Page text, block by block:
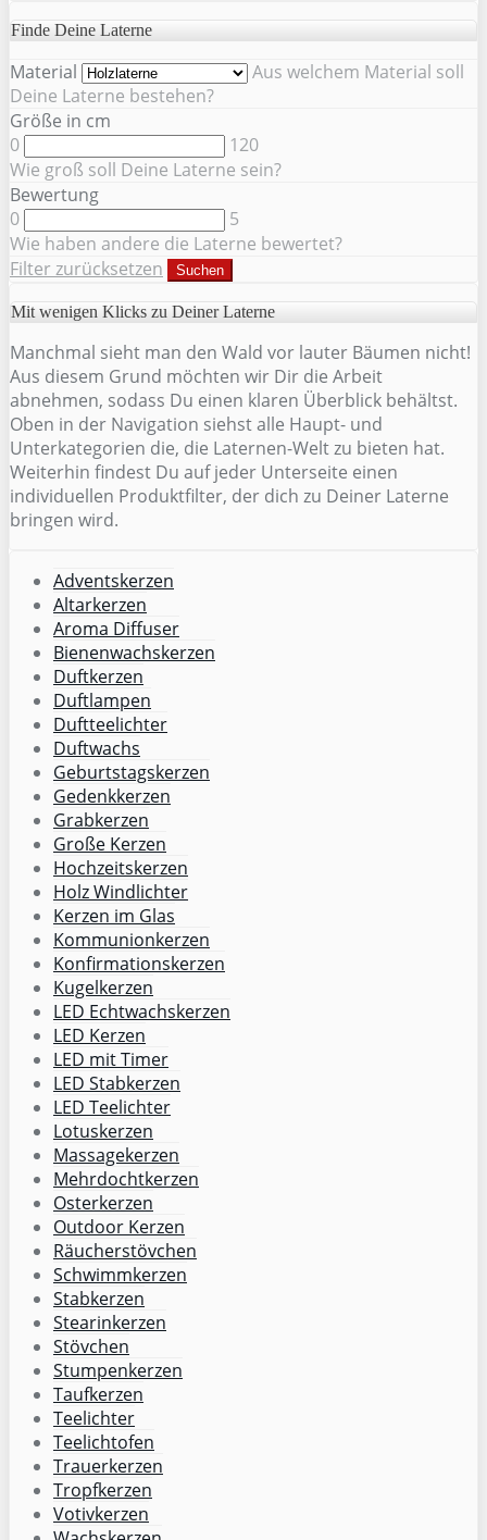
Finde Deine Laterne
Material
Aus welchem Material soll
Deine Laterne bestehen?
Größe in cm
0
120
Wie groß soll Deine Laterne sein?
Bewertung
0
5
Wie haben andere die Laterne bewertet?
Filter zurücksetzen
Suchen
Mit wenigen Klicks zu Deiner Laterne
Manchmal sieht man den Wald vor lauter Bäumen nicht!
Aus diesem Grund möchten wir Dir die Arbeit
abnehmen, sodass Du einen klaren Überblick behältst.
Oben in der Navigation siehst alle Haupt- und
Unterkategorien die, die Laternen-Welt zu bieten hat.
Weiterhin findest Du auf jeder Unterseite einen
individuellen Produktfilter, der dich zu Deiner Laterne
bringen wird.
Adventskerzen
Altarkerzen
Aroma Diffuser
Bienenwachskerzen
Duftkerzen
Duftlampen
Duftteelichter
Duftwachs
Geburtstagskerzen
Gedenkkerzen
Grabkerzen
Große Kerzen
Hochzeitskerzen
Holz Windlichter
Kerzen im Glas
Kommunionkerzen
Konfirmationskerzen
Kugelkerzen
LED Echtwachskerzen
LED Kerzen
LED mit Timer
LED Stabkerzen
LED Teelichter
Lotuskerzen
Massagekerzen
Mehrdochtkerzen
Osterkerzen
Outdoor Kerzen
Räucherstövchen
Schwimmkerzen
Stabkerzen
Stearinkerzen
Stövchen
Stumpenkerzen
Taufkerzen
Teelichter
Teelichtofen
Trauerkerzen
Tropfkerzen
Votivkerzen